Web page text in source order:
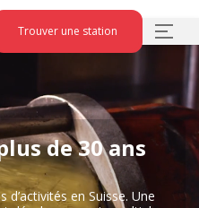
Trouver une station
de 30 ans
d’activités en Suisse. Une